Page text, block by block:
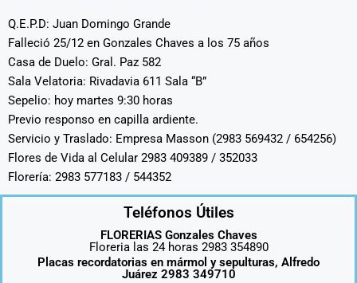
Q.E.P.D: Juan Domingo Grande
Falleció 25/12 en Gonzales Chaves a los 75 años
Casa de Duelo: Gral. Paz 582
Sala Velatoria: Rivadavia 611 Sala “B”
Sepelio: hoy martes 9:30 horas
Previo responso en capilla ardiente.
Servicio y Traslado: Empresa Masson (2983 569432 / 654256)
Flores de Vida al Celular 2983 409389 / 352033
Florería: 2983 577183 / 544352
Teléfonos Útiles
FLORERIAS Gonzales Chaves
Floreria las 24 horas 2983 354890
Placas recordatorias en mármol y sepulturas, Alfredo
Juárez 2983 349710